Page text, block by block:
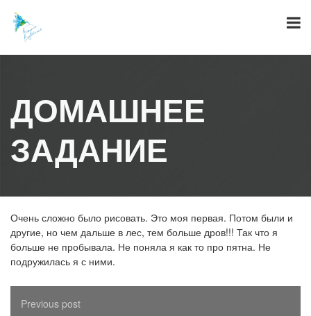
content
ДОМАШНЕЕ
ЗАДАНИЕ
Очень сложно было рисовать. Это моя первая. Потом были и
другие, но чем дальше в лес, тем больше дров!!! Так что я
больше не пробывала. Не поняла я как то про пятна. Не
подружилась я с ними.
Previous post